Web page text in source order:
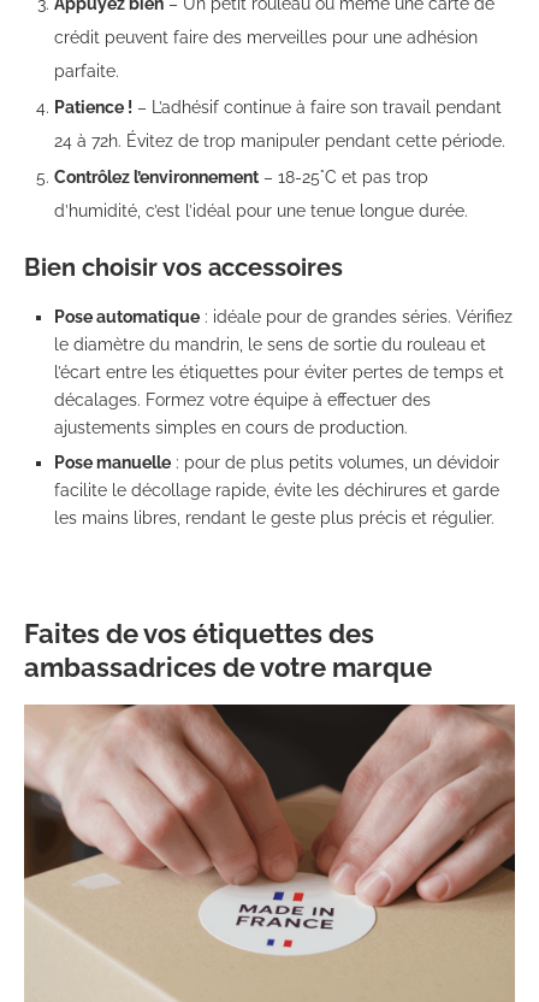
Appuyez bien – Un petit rouleau ou même une carte de
crédit peuvent faire des merveilles pour une adhésion
parfaite.
Patience ! – L’adhésif continue à faire son travail pendant
24 à 72h. Évitez de trop manipuler pendant cette période.
Contrôlez l’environnement – 18-25°C et pas trop
d’humidité, c’est l’idéal pour une tenue longue durée.
Bien choisir vos accessoires
Pose automatique : idéale pour de grandes séries. Vérifiez
le diamètre du mandrin, le sens de sortie du rouleau et
l’écart entre les étiquettes pour éviter pertes de temps et
décalages. Formez votre équipe à effectuer des
ajustements simples en cours de production.
Pose manuelle : pour de plus petits volumes, un dévidoir
facilite le décollage rapide, évite les déchirures et garde
les mains libres, rendant le geste plus précis et régulier.
Faites de vos étiquettes des
ambassadrices de votre marque